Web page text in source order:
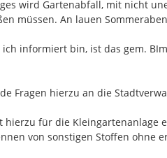
wird Gartenabfall, mit nicht
müssen. An lauen
ich informiert bin, ist das gem.
Fragen hierzu an die
hierzu für die Kleingartenanlage
von sonstigen Stoffen ohne